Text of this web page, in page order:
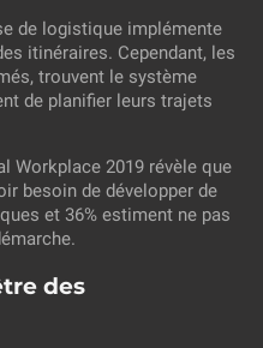
de logistique implémente
itinéraires. Cependant, les
trouvent le système
de planifier leurs trajets
Workplace 2019 révèle que
besoin de développer de
et 36% estiment ne pas
des